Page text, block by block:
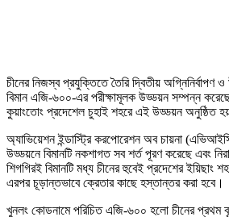
চীনের নিজস্ব প্রযুক্তিতে তৈরি দ্বিতীয়
বিমান এজি-৬০০-এর পরীক্ষামূলক উড্ডয়ন সম্পন্ন
কুয়াংতোং প্রদেশেল চুহাই শহরে এই উড্ডয়ন অনুষ্ঠিত
অ্যাভিয়েশন ইন্ডাস্ট্রি করপোরেশন অব চায়না
উড্ডয়নে বিমানটি নকশাগত সব শর্ত পূরণ করেছে এবং
শিগগিরই বিমানটি মধ্য চীনের হুবেই প্রদেশের ইয়িছাং
এরপর চূড়ান্তভাবে ক্রেতার কাছে হস্তান্তর করা হবে।
খুনলং কোডনামে পরিচিত এজি-৬০০ হলো চীনের প্রথম